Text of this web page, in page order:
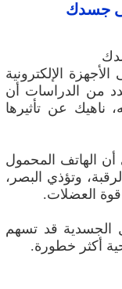
جسدك
الإلكترونية
من الدراسات أن
ناهيك عن تأثيرها
الهاتف المحمول
وتؤذي البصر،
العضلات.
الجسدية قد تسهم
أكثر خطورة.